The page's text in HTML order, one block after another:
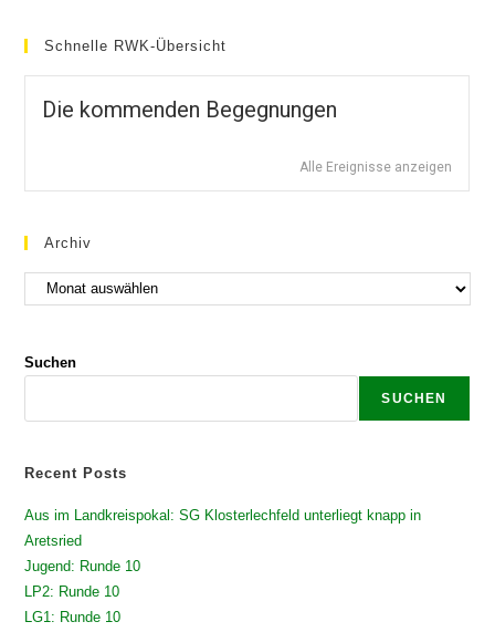
Schnelle RWK-Übersicht
Die kommenden Begegnungen
Alle Ereignisse anzeigen
Archiv
Suchen
SUCHEN
Recent Posts
Aus im Landkreispokal: SG Klosterlechfeld unterliegt knapp in
Aretsried
Jugend: Runde 10
LP2: Runde 10
LG1: Runde 10